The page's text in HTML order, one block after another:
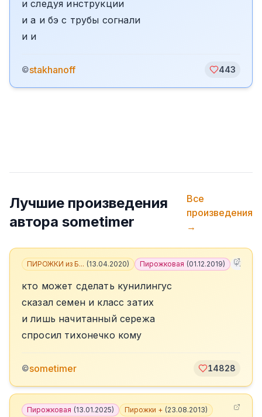
и следуя инструкции
и а и бэ с трубы согнали
и и
©stakhanoff 443
Лучшие произведения
автора sometimer
Все
произведения
→
ПИРОЖКИ из Б... (13.04.2020) Пирожковая (01.12.2019) +7
кто может сделать кунилингус
сказал семен и класс затих
и лишь начитанный сережа
спросил тихонечко кому
©sometimer 14828
Пирожковая (13.01.2025) Пирожки + (23.08.2013)